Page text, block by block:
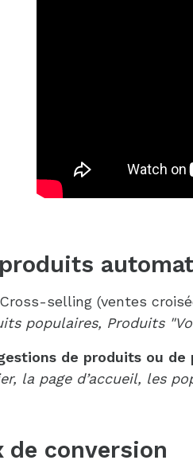
selling (ventes
populaires, Produits
de produits ou
la page d’accueil, les
de conversion